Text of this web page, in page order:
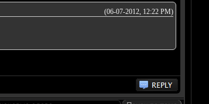
(06-07-2012, 12:22 PM)